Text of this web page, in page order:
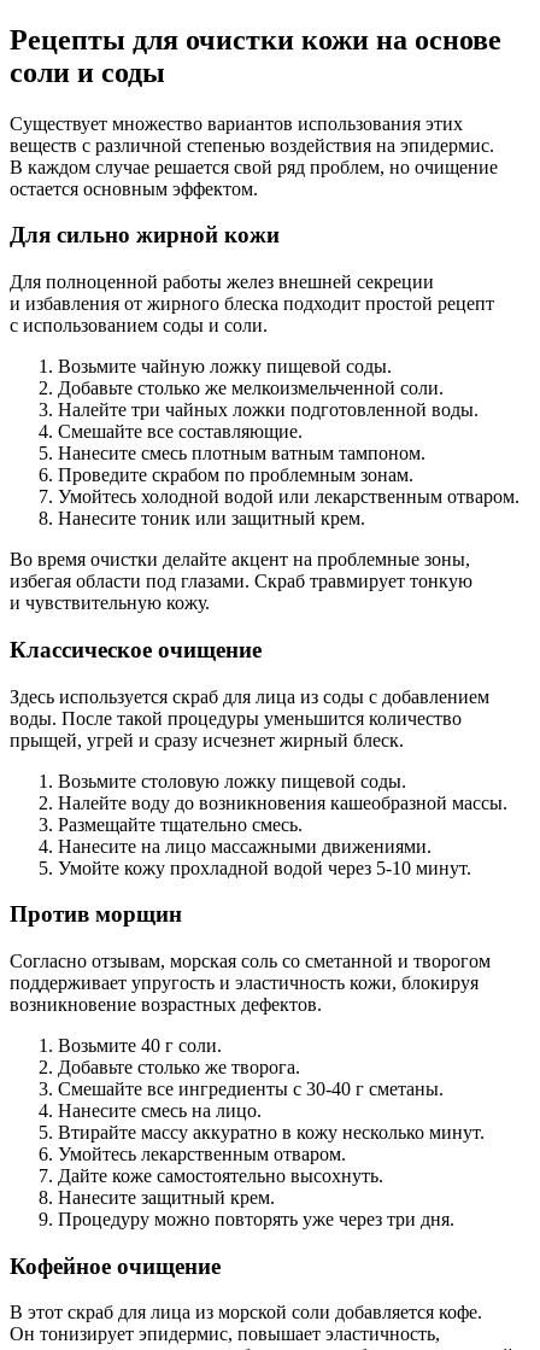
Рецепты для очистки кожи на основе
соли и соды
Существует множество вариантов использования этих
веществ с различной степенью воздействия на эпидермис.
В каждом случае решается свой ряд проблем, но очищение
остается основным эффектом.
Для сильно жирной кожи
Для полноценной работы желез внешней секреции
и избавления от жирного блеска подходит простой рецепт
с использованием соды и соли.
Возьмите чайную ложку пищевой соды.
Добавьте столько же мелкоизмельченной соли.
Налейте три чайных ложки подготовленной воды.
Смешайте все составляющие.
Нанесите смесь плотным ватным тампоном.
Проведите скрабом по проблемным зонам.
Умойтесь холодной водой или лекарственным отваром.
Нанесите тоник или защитный крем.
Во время очистки делайте акцент на проблемные зоны,
избегая области под глазами. Скраб травмирует тонкую
и чувствительную кожу.
Классическое очищение
Здесь используется скраб для лица из соды с добавлением
воды. После такой процедуры уменьшится количество
прыщей, угрей и сразу исчезнет жирный блеск.
Возьмите столовую ложку пищевой соды.
Налейте воду до возникновения кашеобразной массы.
Размещайте тщательно смесь.
Нанесите на лицо массажными движениями.
Умойте кожу прохладной водой через 5-10 минут.
Против морщин
Согласно отзывам, морская соль со сметанной и творогом
поддерживает упругость и эластичность кожи, блокируя
возникновение возрастных дефектов.
Возьмите 40 г соли.
Добавьте столько же творога.
Смешайте все ингредиенты с 30-40 г сметаны.
Нанесите смесь на лицо.
Втирайте массу аккуратно в кожу несколько минут.
Умойтесь лекарственным отваром.
Дайте коже самостоятельно высохнуть.
Нанесите защитный крем.
Процедуру можно повторять уже через три дня.
Кофейное очищение
В этот скраб для лица из морской соли добавляется кофе.
Он тонизирует эпидермис, повышает эластичность,